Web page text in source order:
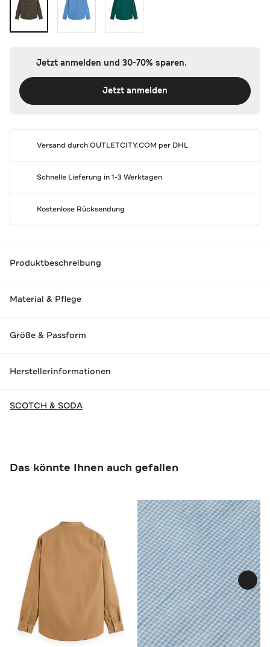
Jetzt anmelden und 30-70% sparen.
Jetzt anmelden
Versand durchOUTLETCITY.COM per DHL
Schnelle Lieferung in 1-3 Werktagen
Kostenlose Rücksendung
Produktbeschreibung
Material & Pflege
Größe & Passform
Herstellerinformationen
SCOTCH & SODA
Das könnte Ihnen auch gefallen